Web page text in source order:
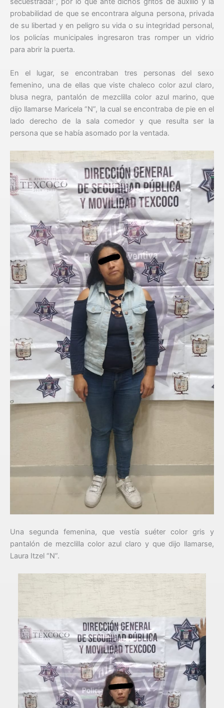
probabilidad de que se encontrara alguna persona, privada
de su libertad y en peligro su vida o su integridad personal,
los policías municipales ingresaron tras romper un vidrio
para abrir la puerta.
En el lugar, se encontraban tres personas del sexo
femenino, una de ellas que viste chaleco color azul claro,
blusa negra, pantalón de mezclilla color azul marino, que
dijo llamarse Maricela “N”, la cual se encontraba de pie en el
lado derecho de la sala comedor y que resulta ser la
persona que se había asomado por la ventada.
Una segunda femenina, que vestía suéter color gris y
pantalón de mezclilla color azul claro y que dijo llamarse,
Laura Itzel “N”.